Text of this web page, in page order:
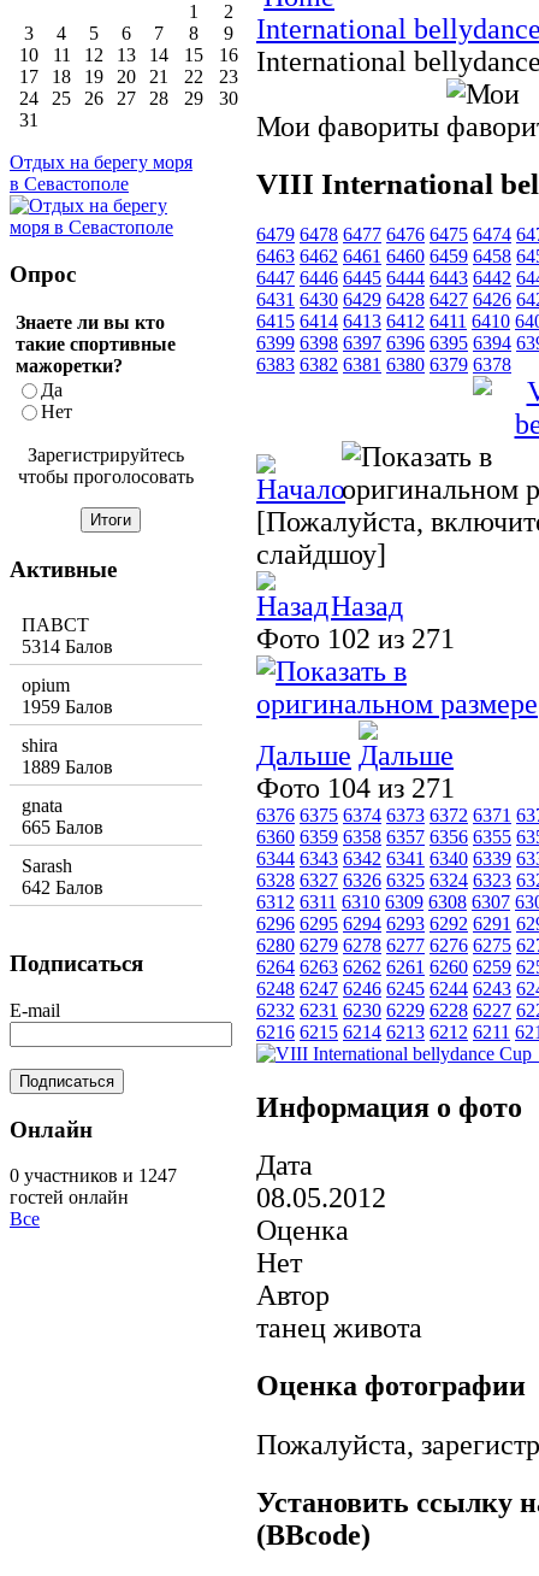
International
International
Мои фавориты
VIII International
6479 6478 6477 6476 6475 6474
6463 6462 6461 6460 6459 6458
6447 6446 6445 6444 6443 6442
6431 6430 6429 6428 6427 6426
6415 6414 6413 6412 6411 6410
6399 6398 6397 6396 6395 6394
6383 6382 6381 6380 6379 6378
[Пожалуйста,
слайдшоу]
Назад
Фото 102 из 271
Дальше
Фото 104 из 271
6376 6375 6374 6373 6372 6371
6360 6359 6358 6357 6356 6355
6344 6343 6342 6341 6340 6339
6328 6327 6326 6325 6324 6323
6312 6311 6310 6309 6308 6307
6296 6295 6294 6293 6292 6291
6280 6279 6278 6277 6276 6275
6264 6263 6262 6261 6260 6259
6248 6247 6246 6245 6244 6243
6232 6231 6230 6229 6228 6227
6216 6215 6214 6213 6212 6211
Информация о фото
Дата
08.05.2012
Оценка
Нет
Автор
танец живота
Оценка фотографии
Пожалуйста,
Установить ссылку
(BBcode)
1
2
3
4 5 6 7 8
9
10
11 12 13 14 15
16
17
18 19 20 21 22
23
24
25 26 27 28 29
30
31
Отдых на берегу моря
в Севастополе
Опрос
Знаете ли вы кто
такие спортивные
мажоретки?
Да
Нет
Зарегистрируйтесь
чтобы проголосовать
Активные
ПАВСТ
5314 Балов
opium
1959 Балов
shira
1889 Балов
gnata
665 Балов
Sarash
642 Балов
Подписаться
E-mail
Онлайн
0 участников и 1247
гостей онлайн
Все